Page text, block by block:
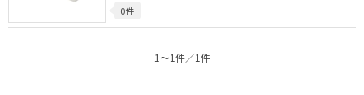
0件
1〜1件／1件